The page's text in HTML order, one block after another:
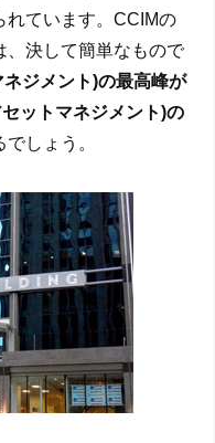
れています。CCIMの
、決して簡単なもので
ネジメント)の最高峰が
ットマネジメント)の
しょう。